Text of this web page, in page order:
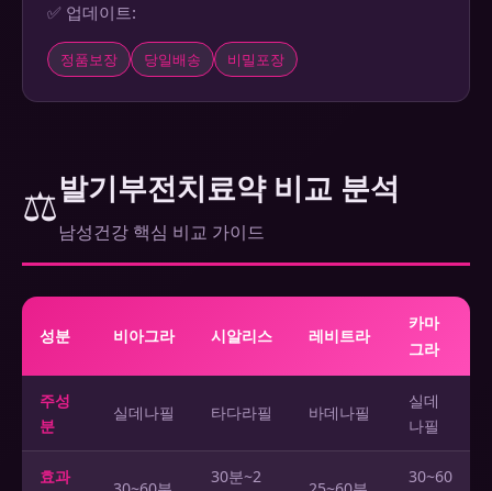
✅ 업데이트:
정품보장 당일배송 비밀포장
⚖️발기부전치료약 비교 분석
남성건강 핵심 비교 가이드
성분 비아그라 시알리스 레비트라
카마
그라
주성
분
실데나필 타다라필 바데나필
실데
나필
효과 30분~2 30~60